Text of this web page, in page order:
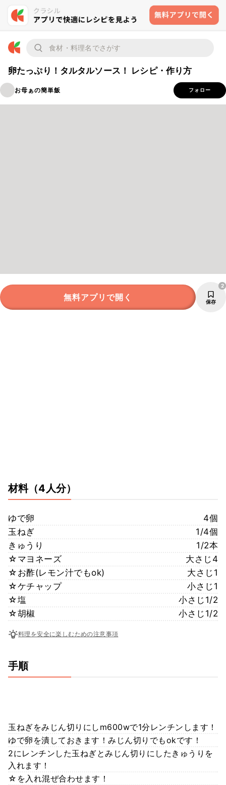
卵たっぷり！タルタルソース！ レシピ・作り方
お母ぁの簡単飯 フォロー
無料アプリで開く 保存
2
材料（4人分）
ゆで卵
4個
玉ねぎ
1/4個
きゅうり
1/2本
☆マヨネーズ
大さじ4
☆お酢(レモン汁でもok)
大さじ1
☆ケチャップ
小さじ1
☆塩
小さじ1/2
☆胡椒
小さじ1/2
料理を安全に楽しむための注意事項
手順
玉ねぎをみじん切りにしm600wで1分レンチンします！
ゆで卵を潰しておきます！みじん切りでもokです！
2にレンチンした玉ねぎとみじん切りにしたきゅうりを
入れます！
☆を入れ混ぜ合わせます！